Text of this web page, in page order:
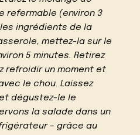
refermable (environ 3
ingrédients de la
mettez-la sur le
5 minutes. Retirez
refroidir un moment et
le chou. Laissez
dégustez-le le
la salade dans un
– grâce au